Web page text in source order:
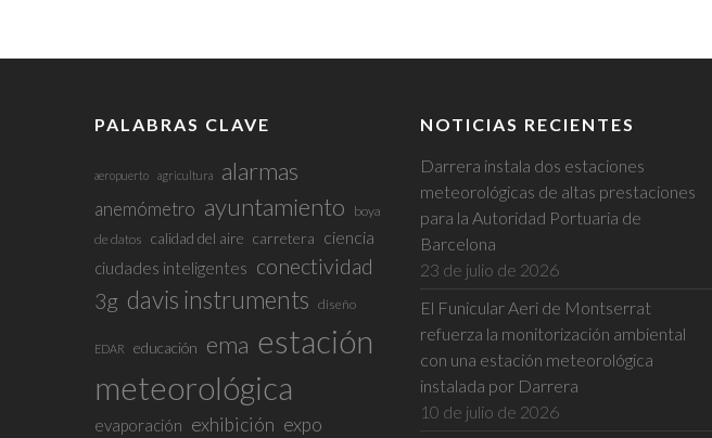
PALABRAS CLAVE
aeropuerto agricultura alarmas
anemómetro ayuntamiento
boya
de datos calidad del aire carretera ciencia
ciudades inteligentes conectividad
3g davis instruments diseño
EDAR educación ema estación
meteorológica
evaporación exhibición expo
NOTICIAS RECIENTES
Darrera instala dos estaciones
meteorológicas de altas prestaciones
para la Autoridad Portuaria de
Barcelona
23 de julio de 2026
El Funicular Aeri de Montserrat
refuerza la monitorización ambiental
con una estación meteorológica
instalada por Darrera
10 de julio de 2026